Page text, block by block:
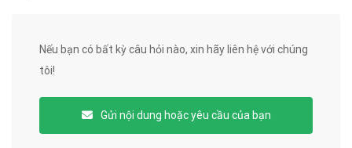
Nếu bạn có bất kỳ câu hỏi nào, xin hãy liên hệ với chúng
tôi!
Gửi nội dung hoặc yêu cầu của bạn